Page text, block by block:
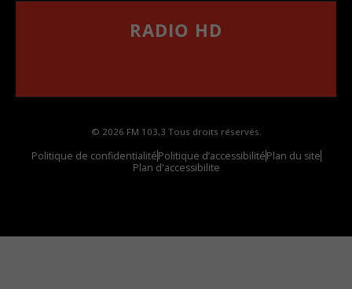
RADIO HD
© 2026 FM 103,3 Tous droits réservés.
Politique de confidentialitéPolitique d’accessibilitéPlan du site
Plan d'accessibilite